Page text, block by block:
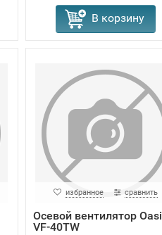
В корзину
избранное сравнить
Осевой вентилятор
VF-40TW